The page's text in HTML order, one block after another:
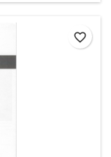
favorite_border